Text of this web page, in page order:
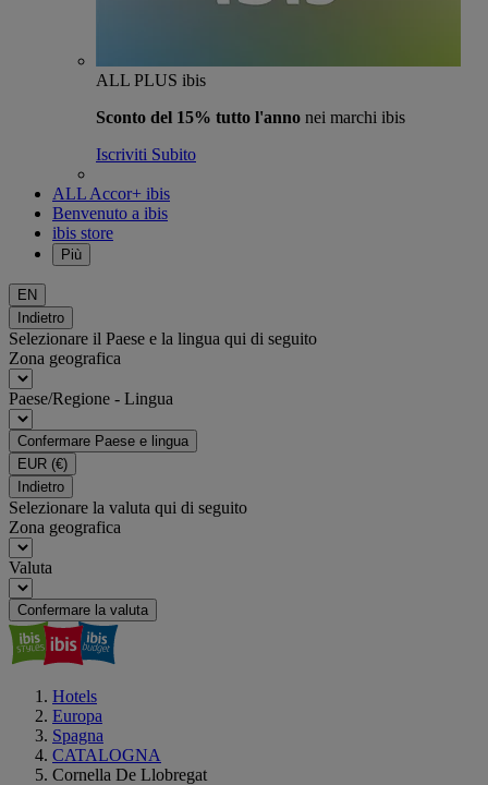
ALL PLUS ibis
Sconto del 15% tutto l'anno nei marchi ibis
Iscriviti Subito
ALL Accor+ ibis
Benvenuto a ibis
ibis store
Più
EN
Indietro
Selezionare il Paese e la lingua qui di seguito
Zona geografica
Paese/Regione - Lingua
Confermare Paese e lingua
EUR (€)
Indietro
Selezionare la valuta qui di seguito
Zona geografica
Valuta
Confermare la valuta
Hotels
Europa
Spagna
CATALOGNA
Cornella De Llobregat